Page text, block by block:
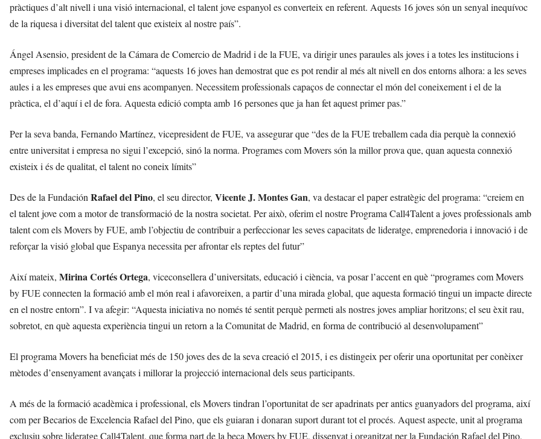
pràctiques d’alt nivell i una visió internacional, el talent jove espanyol es converteix en referent. Aquests 16 joves són un senyal inequívoc
de la riquesa i diversitat del talent que existeix al nostre país”.
Ángel Asensio, president de la Cámara de Comercio de Madrid i de la FUE, va dirigir unes paraules als joves i a totes les institucions i
empreses implicades en el programa: “aquests 16 joves han demostrat que es pot rendir al més alt nivell en dos entorns alhora: a les seves
aules i a les empreses que avui ens acompanyen. Necessitem professionals capaços de connectar el món del coneixement i el de la
pràctica, el d’aquí i el de fora. Aquesta edició compta amb 16 persones que ja han fet aquest primer pas.”
Per la seva banda, Fernando Martínez, vicepresident de FUE, va assegurar que “des de la FUE treballem cada dia perquè la connexió
entre universitat i empresa no sigui l’excepció, sinó la norma. Programes com Movers són la millor prova que, quan aquesta connexió
existeix i és de qualitat, el talent no coneix límits”
Des de la FundaciónRafael del Pino, el seu director, Vicente J. Montes Gan, va destacar el paper estratègic del programa: “creiem en
el talent jove com a motor de transformació de la nostra societat. Per això, oferim el nostre Programa Call4Talent a joves professionals amb
talent com els Movers by FUE, amb l’objectiu de contribuir a perfeccionar les seves capacitats de lideratge, emprenedoria i innovació i de
reforçar la visió global que Espanya necessita per afrontar els reptes del futur”
Així mateix, Mirina Cortés Ortega, viceconsellera d’universitats, educació i ciència, va posar l’accent en què “programes com Movers
by FUE connecten la formació amb el món real i afavoreixen, a partir d’una mirada global, que aquesta formació tingui un impacte directe
en el nostre entorn”. I va afegir: “Aquesta iniciativa no només té sentit perquè permeti als nostres joves ampliar horitzons; el seu èxit rau,
sobretot, en què aquesta experiència tingui un retorn a la Comunitat de Madrid, en forma de contribució al desenvolupament”
El programa Movers ha beneficiat més de 150 joves des de la seva creació el 2015, i es distingeix per oferir una oportunitat per conèixer
mètodes d’ensenyament avançats i millorar la projecció internacional dels seus participants.
A més de la formació acadèmica i professional, els Movers tindran l’oportunitat de ser apadrinats per antics guanyadors del programa, així
com per Becarios de Excelencia Rafael del Pino, que els guiaran i donaran suport durant tot el procés. Aquest aspecte, unit al programa
exclusiu sobre lideratge Call4Talent, que forma part de la beca Movers by FUE, dissenyat i organitzat per la Fundación Rafael del Pino,